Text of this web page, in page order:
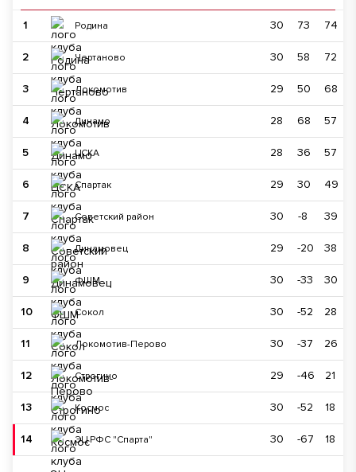
1 Родина 30 73 74
2 Чертаново 30 58 72
3 Локомотив 29 50 68
4 Динамо 28 68 57
5 ЦСКА 28 36 57
6 Спартак 29 30 49
7 Советский район 30 -8 39
8 Динамовец 29 -20 38
9 ФШМ 30 -33 30
10 Сокол 30 -52 28
11 Локомотив-Перово 30 -37 26
12 Строгино 29 -46 21
13 Космос 30 -52 18
14 ЭЦ РФС "Спарта" 30 -67 18